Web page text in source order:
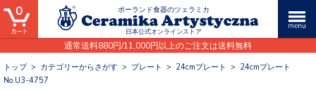
ポーランド食器のツェラミカ
日本公式オンラインストア
通常送料880円/11,000円以上のご注文は送料無料
0
トップ> カテゴリーからさがす > プレート > 24cmプレート > 24cmプレート
No.U3-4757